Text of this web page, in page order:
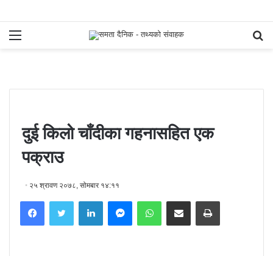
दुई किलो चाँदीका गहनासहित एक
पक्राउ
२५ श्रावण २०७८, सोमबार १४:११